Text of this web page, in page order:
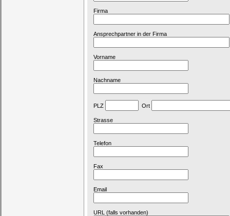
Firma
Ansprechpartner in der Firma
Vorname
Nachname
PLZ Ort
Strasse
Telefon
Fax
Email
URL (falls vorhanden)